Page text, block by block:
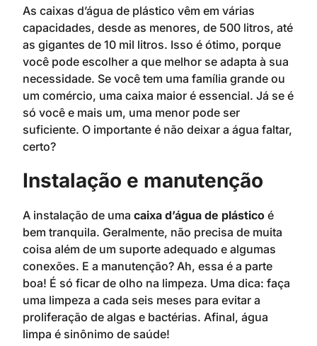
As caixas d’água de plástico vêm em várias
capacidades, desde as menores, de 500 litros, até
as gigantes de 10 mil litros. Isso é ótimo, porque
você pode escolher a que melhor se adapta à sua
necessidade. Se você tem uma família grande ou
um comércio, uma caixa maior é essencial. Já se é
só você e mais um, uma menor pode ser
suficiente. O importante é não deixar a água faltar,
certo?
Instalação e manutenção
A instalação de uma caixa d’água de plástico é
bem tranquila. Geralmente, não precisa de muita
coisa além de um suporte adequado e algumas
conexões. E a manutenção? Ah, essa é a parte
boa! É só ficar de olho na limpeza. Uma dica: faça
uma limpeza a cada seis meses para evitar a
proliferação de algas e bactérias. Afinal, água
limpa é sinônimo de saúde!